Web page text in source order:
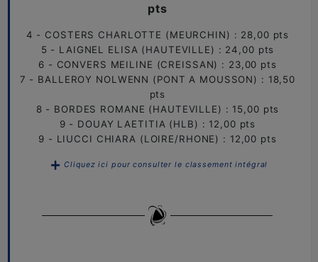
pts
4 - COSTERS CHARLOTTE (MEURCHIN) : 28,00 pts
5 - LAIGNEL ELISA (HAUTEVILLE) : 24,00 pts
6 - CONVERS MEILINE (CREISSAN) : 23,00 pts
7 - BALLEROY NOLWENN (PONT A MOUSSON) : 18,50
pts
8 - BORDES ROMANE (HAUTEVILLE) : 15,00 pts
9 - DOUAY LAETITIA (HLB) : 12,00 pts
9 - LIUCCI CHIARA (LOIRE/RHONE) : 12,00 pts
Cliquez ici pour consulter le classement intégral